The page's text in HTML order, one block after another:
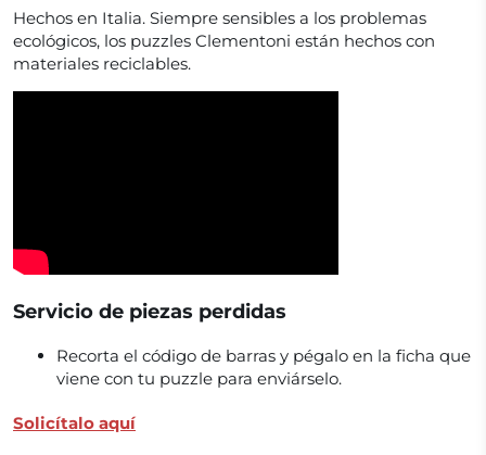
Hechos en Italia. Siempre sensibles a los problemas
ecológicos, los puzzles Clementoni están hechos con
materiales reciclables.
Servicio de piezas perdidas
Recorta el código de barras y pégalo en la ficha que
viene con tu puzzle para enviárselo.
Solicítalo aquí